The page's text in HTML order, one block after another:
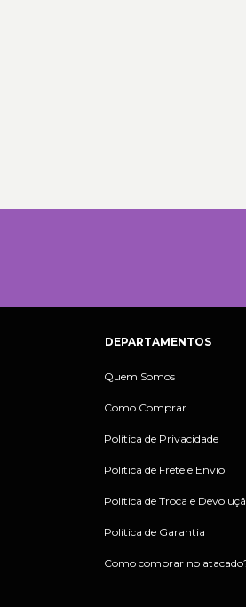
DEPARTAMENTOS
Quem Somos
Como Comprar
Política de Privacidade
Politica de Frete e Envio
Política de Troca e
Política de Garantia
Como comprar no